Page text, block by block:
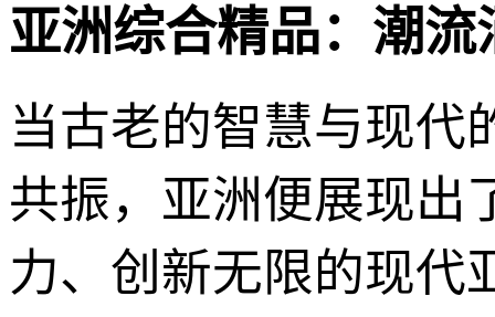
亚洲综合精品：潮
当古老的智慧与现代
共振，亚洲便展现
力、创新无限的现代